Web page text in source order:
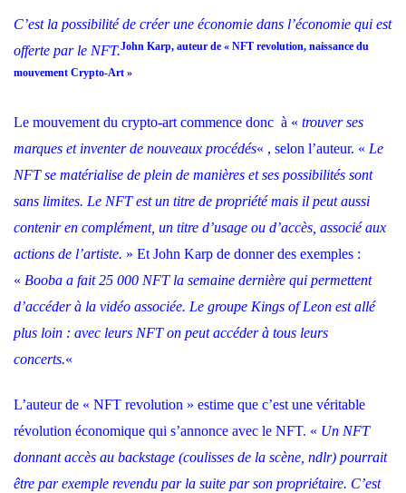
C’est la possibilité de créer une économie dans l’économie qui est
offerte par le NFT.John Karp, auteur de « NFT revolution, naissance du
mouvement Crypto-Art »
Le mouvement du crypto-art commence donc à « trouver ses
marques et inventer de nouveaux procédés« , selon l’auteur. « Le
NFT se matérialise de plein de manières et ses possibilités sont
sans limites. Le NFT est un titre de propriété mais il peut aussi
contenir en complément, un titre d’usage ou d’accès, associé aux
actions de l’artiste. » Et John Karp de donner des exemples :
« Booba a fait 25 000 NFT la semaine dernière qui permettent
d’accéder à la vidéo associée. Le groupe Kings of Leon est allé
plus loin : avec leurs NFT on peut accéder à tous leurs
concerts.«
L’auteur de « NFT revolution » estime que c’est une véritable
révolution économique qui s’annonce avec le NFT. « Un NFT
donnant accès au backstage (coulisses de la scène, ndlr) pourrait
être par exemple revendu par la suite par son propriétaire. C’est